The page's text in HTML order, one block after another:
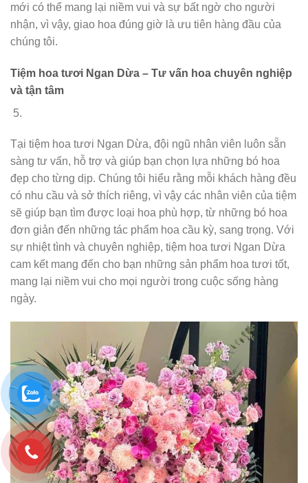
mới có thể mang lại niềm vui và sự bất ngờ cho người
nhận, vì vậy, giao hoa đúng giờ là ưu tiên hàng đầu của
chúng tôi.
Tiệm hoa tươi Ngan Dừa – Tư vấn hoa chuyên nghiệp
và tận tâm
Tại tiệm hoa tươi Ngan Dừa, đội ngũ nhân viên luôn sẵn
sàng tư vấn, hỗ trợ và giúp bạn chọn lựa những bó hoa
đẹp cho từng dịp. Chúng tôi hiểu rằng mỗi khách hàng đều
có nhu cầu và sở thích riêng, vì vậy các nhân viên của tiệm
sẽ giúp bạn tìm được loại hoa phù hợp, từ những bó hoa
đơn giản đến những tác phẩm hoa cầu kỳ, sang trọng. Với
sự nhiệt tình và chuyên nghiệp, tiệm hoa tươi Ngan Dừa
cam kết mang đến cho bạn những sản phẩm hoa tươi tốt,
mang lại niềm vui cho mọi người trong cuộc sống hàng
ngày.